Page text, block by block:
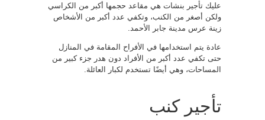
عليك تأجير بنشات هي مقاعد حجمها أكبر من الكراسي
ولكن أصغر من الكنب، وتكفي عدد أكبر من الأشخاص
زينة عرس مدينة جابر الأحمد.
عادة يتم استخدامها في الأفراح المقامة في المنازل
حتى تكفي عدد أكبر من الأفراد دون هدر جزء كبير من
المساحات، وهي أيضًا تستخدم لكبار العائلة.
تأجير كنب